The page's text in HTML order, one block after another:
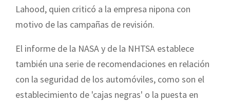
Lahood, quien criticó a la empresa nipona con
motivo de las campañas de revisión.
El informe de la NASA y de la NHTSA establece
también una serie de recomendaciones en relación
con la seguridad de los automóviles, como son el
establecimiento de 'cajas negras' o la puesta en